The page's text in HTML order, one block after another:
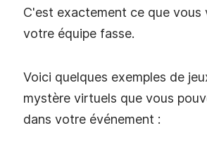
C'est exactement ce que vous
votre équipe fasse.
Voici quelques exemples de
mystère virtuels que vous
dans votre événement :